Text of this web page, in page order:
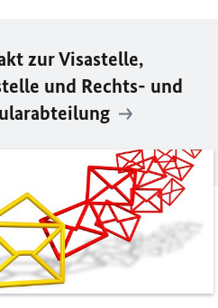
zur Visastelle,
und Rechts- und